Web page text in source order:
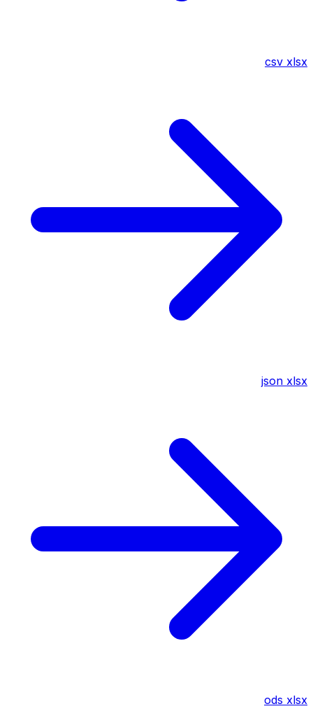
csv xlsx
json xlsx
ods xlsx